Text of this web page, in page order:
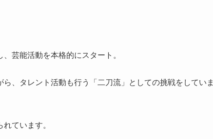
芸能活動を本格的にスタート。
、タレント活動も行う「二刀流」としての挑戦をしていま
ています。